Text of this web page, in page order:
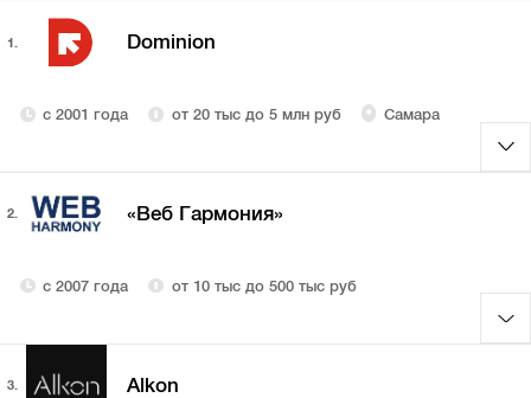
1. Dominion
с 2001 года от 20 тыс до 5 млн руб Самара
2. «Веб Гармония»
с 2007 года от 10 тыс до 500 тыс руб
3. Alkon